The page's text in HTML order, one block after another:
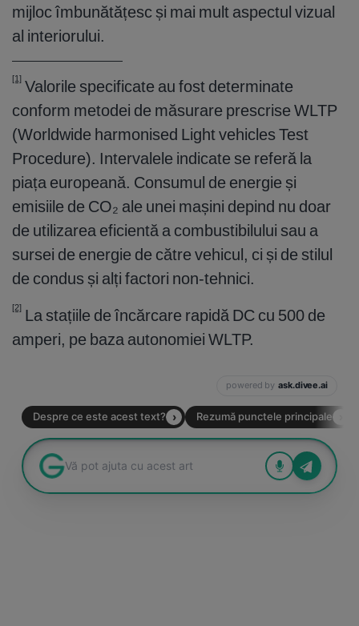
mijloc îmbunătățesc și mai mult aspectul vizual
al interiorului.
[1] Valorile specificate au fost determinate
conform metodei de măsurare prescrise WLTP
(Worldwide harmonised Light vehicles Test
Procedure). Intervalele indicate se referă la
piața europeană. Consumul de energie și
emisiile de CO₂ ale unei mașini depind nu doar
de utilizarea eficientă a combustibilului sau a
sursei de energie de către vehicul, ci și de stilul
de condus și alți factori non-tehnici.
[2] La stațiile de încărcare rapidă DC cu 500 de
amperi, pe baza autonomiei WLTP.